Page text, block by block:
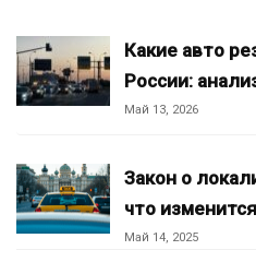
Какие авто
России:
Май 13, 2026
Закон о
что
Май 14, 2025